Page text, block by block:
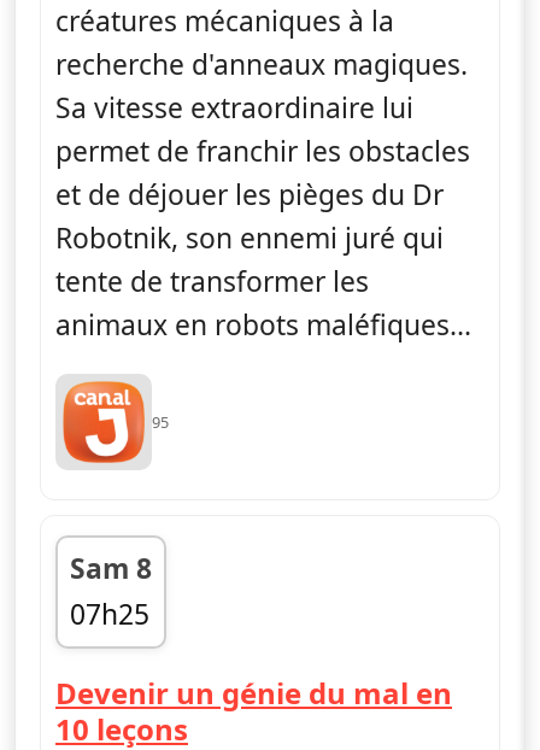
créatures mécaniques à la
recherche d'anneaux magiques.
Sa vitesse extraordinaire lui
permet de franchir les obstacles
et de déjouer les pièges du Dr
Robotnik, son ennemi juré qui
tente de transformer les
animaux en robots maléfiques...
95
Sam 8
07h25
fin 07h40
Devenir un génie du mal en
10 leçons